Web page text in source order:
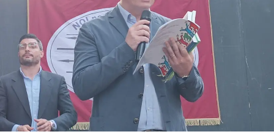
ECONOMIA E LAVORO
EVENTI
SPORT
Streaming
LAC TV